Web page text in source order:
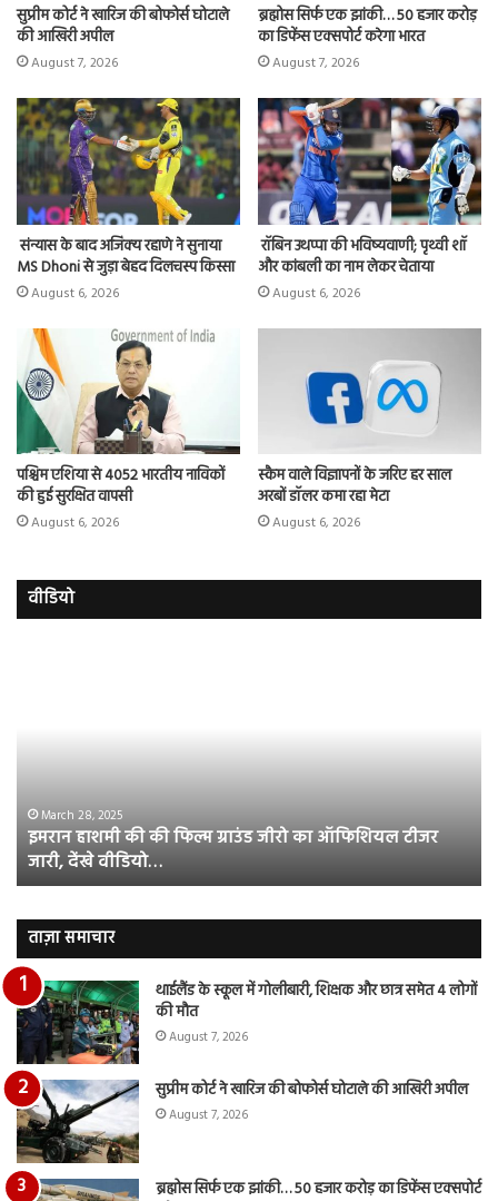
सुप्रीम कोर्ट ने खारिज की बोफोर्स घोटाले
की आखिरी अपील
August 7, 2026
ब्रह्मोस सिर्फ एक झांकी… 50 हजार करोड़
का डिफेंस एक्सपोर्ट करेगा भारत
August 7, 2026
संन्यास के बाद अजिंक्‍य रहाणे ने सुनाया
MS Dhoni से जुड़ा बेहद दिलचस्प किस्सा
August 6, 2026
रॉबिन उथप्पा की भविष्यवाणी; पृथ्वी शॉ
और कांबली का नाम लेकर चेताया
August 6, 2026
पश्चिम एशिया से 4052 भारतीय नाविकों
की हुई सुरक्षित वापसी
August 6, 2026
स्कैम वाले विज्ञापनों के जरिए हर साल
अरबों डॉलर कमा रहा मेटा
August 6, 2026
वीडियो
का
ऑफिशियल
टीजर
जारी,
वीडियो…
March 28, 2025
इमरान हाशमी की की फिल्म ग्राउंड जीरो का ऑफिशियल टीजर
जारी, देंखे वीडियो…
ताज़ा समाचार
थाईलैंड के स्कूल में गोलीबारी, शिक्षक और छात्र समेत 4 लोगों
की मौत
August 7, 2026
सुप्रीम कोर्ट ने खारिज की बोफोर्स घोटाले की आखिरी अपील
August 7, 2026
ब्रह्मोस सिर्फ एक झांकी… 50 हजार करोड़ का डिफेंस एक्सपोर्ट